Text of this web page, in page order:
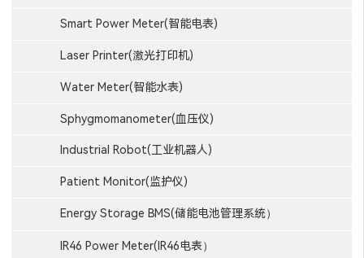
Smart Power Meter(智能电表)
Laser Printer(激光打印机)
Water Meter(智能水表)
Sphygmomanometer(血压仪)
Industrial Robot(工业机器人)
Patient Monitor(监护仪)
Energy Storage BMS(储能电池管理系统）
IR46 Power Meter(IR46电表）